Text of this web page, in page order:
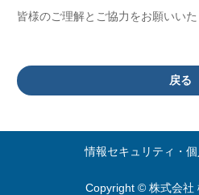
皆様のご理解とご協力をお願いいた
戻る
情報セキュリティ・
Copyright © 株式会社